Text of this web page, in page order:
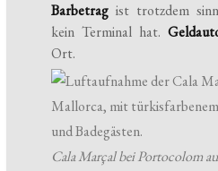
Barbetrag ist trotzdem
kein Terminal hat.
Ort.
Cala Marçal bei Portocolom